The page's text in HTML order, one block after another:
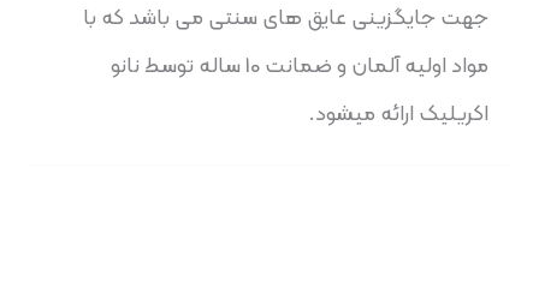
جهت جایگزینی عایق های سنتی می باشد که با
مواد اولیه آلمان و ضمانت 10 ساله توسط نانو
اکریلیک ارائه میشود.